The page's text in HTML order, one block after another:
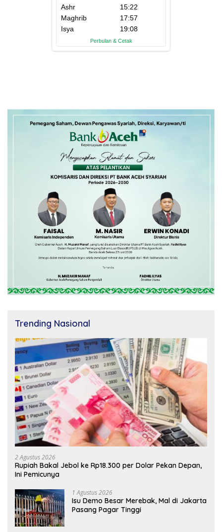
Trending Nasional
2 Agustus 2026
Rupiah Bakal Jebol ke Rp18.300 per Dolar Pekan Depan,
Ini Pemicunya
1 Agustus 2026
Isu Demo Besar Merebak, Mal di Jakarta
Pasang Pagar Tinggi